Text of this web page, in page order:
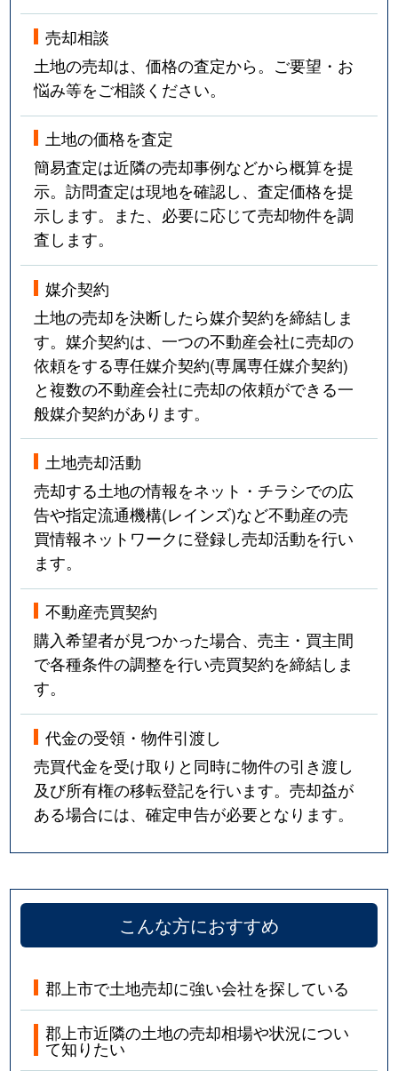
売却相談
土地の売却は、価格の査定から。ご要望・お
悩み等をご相談ください。
土地の価格を査定
簡易査定は近隣の売却事例などから概算を提
示。訪問査定は現地を確認し、査定価格を提
示します。また、必要に応じて売却物件を調
査します。
媒介契約
土地の売却を決断したら媒介契約を締結しま
す。媒介契約は、一つの不動産会社に売却の
依頼をする専任媒介契約(専属専任媒介契約)
と複数の不動産会社に売却の依頼ができる一
般媒介契約があります。
土地売却活動
売却する土地の情報をネット・チラシでの広
告や指定流通機構(レインズ)など不動産の売
買情報ネットワークに登録し売却活動を行い
ます。
不動産売買契約
購入希望者が見つかった場合、売主・買主間
で各種条件の調整を行い売買契約を締結しま
す。
代金の受領・物件引渡し
売買代金を受け取りと同時に物件の引き渡し
及び所有権の移転登記を行います。売却益が
ある場合には、確定申告が必要となります。
こんな方におすすめ
郡上市で土地売却に強い会社を探している
郡上市近隣の土地の売却相場や状況につい
て知りたい